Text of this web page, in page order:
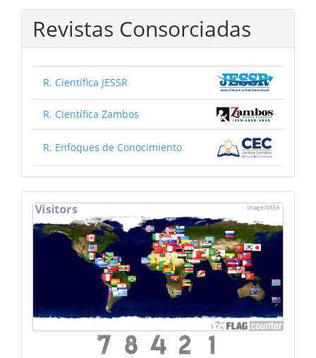
Revistas Consorciadas
R. Científica JESSR
R. Científica Zambos
R. Enfoques de Conocimiento
mapa